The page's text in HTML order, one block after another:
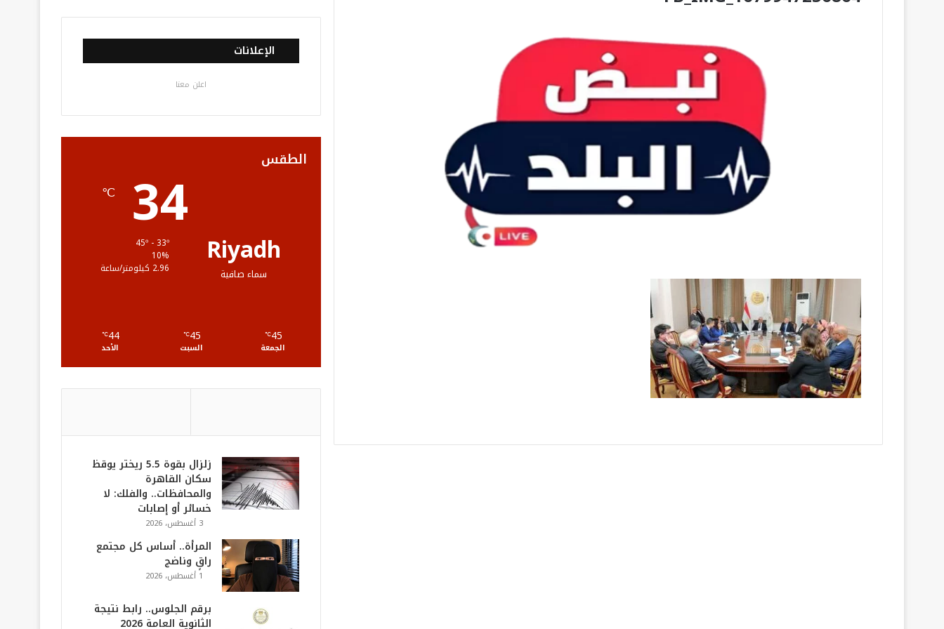
س
ب
ك
ي
ت
ت
ي
و
ب
س
ت
ر
خ
ص
ل
ق
R
الإعلانات
اعلن معنا
الطقس
Riyadh
سماء صافية
34
℃
10%
2.96 كيلومتر/ساعة
45
℃
الجمعة
45
℃
السبت
44
℃
الأحد
زلزال بقوة 5.5 ريختر يوقظ
سكان القاهرة
والمحافظات.. والفلك: لا
خسائر أو إصابات
3 أغسطس، 2026
المرأة.. أساس كل مجتمع
راقٍ وناضج
1 أغسطس، 2026
برقم الجلوس.. رابط نتيجة
الثانوية العامة 2026